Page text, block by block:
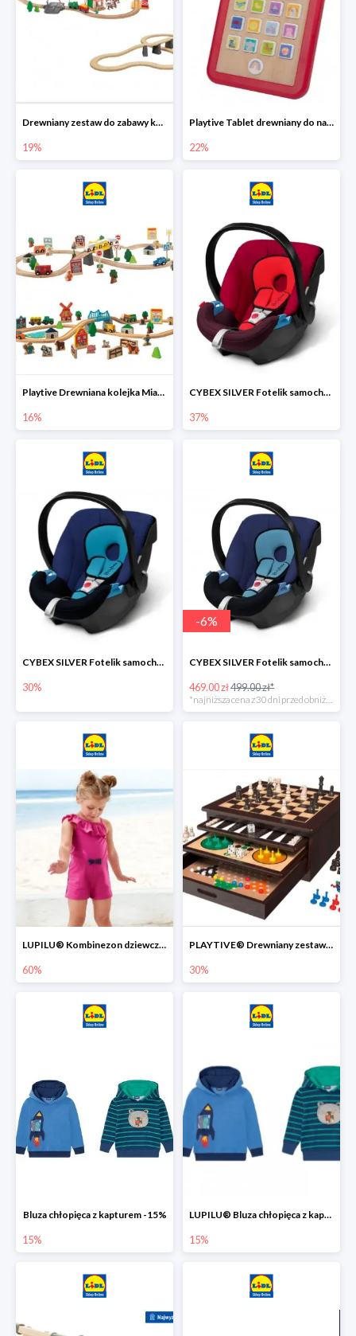
Drewniany zestaw do zabawy kolejką - farma i wiadukt
19%
Playtive Tablet drewniany do nauki, interaktywny
22%
Playtive Drewniana kolejka Miasto lub Farma
16%
CYBEX SILVER Fotelik samochodowy
37%
CYBEX SILVER Fotelik samochodowy -30%
30%
-6%
CYBEX SILVER Fotelik samochodowy + dostawa gratis!
469.00 zł499.00 zł*
*najniższa cena z 30 dni przed obniżką
LUPILU® Kombinezon dziewczęcy z bawełny
60%
PLAYTIVE® Drewniany zestaw gier 10 w 1
30%
Bluza chłopięca z kapturem -15%
15%
LUPILU® Bluza chłopięca z kapturem
15%